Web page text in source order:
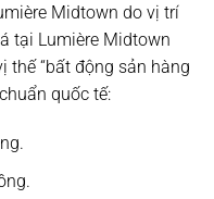
Midtown do vị trí
tại Lumière Midtown
thế “bất động sản hàng
quốc tế: